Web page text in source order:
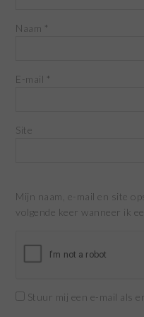
Naam *
E-mail *
Site
Mijn naam, e-mail en site
volgende keer wanneer ik
Stuur mij een e-mail als